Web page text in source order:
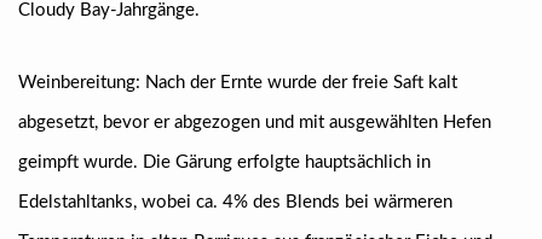
Cloudy Bay-Jahrgänge.
Weinbereitung: Nach der Ernte wurde der freie Saft kalt
abgesetzt, bevor er abgezogen und mit ausgewählten Hefen
geimpft wurde. Die Gärung erfolgte hauptsächlich in
Edelstahltanks, wobei ca. 4% des Blends bei wärmeren